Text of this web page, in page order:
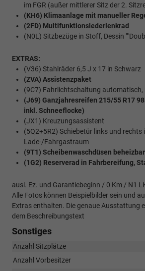
im FGR (außer mittlerer Sitz der 2.
(KH6) Klimaanlage mit manueller
(2FD) Multifunktionslederlenkrad
(N0L) Sitzbezüge in Stoff, Dessin
EXTRAS:
(V36) Stahlräder 6,5 J x 17 in Schwarz
(ZVA) Assistenzpaket
(9C7) Fahrlichtschaltung
(J69) Ganzjahresreifen 215/55 R17
inkl. Schneeflocke)
(JX1) Kreuzungsassistent
(5Q2+5R2) Schiebetür links und rechts
Lade-/Fahrgastraum
(9T1) Scheibenwaschdüsen beheizbar
(1G2) Reserverad in Fahrbereifung,
ausl. Ez. und Garantiebeginn / 0 Km / N1
Alle Fotos können Beispielbilder sein und
Extras enthalten. Die genaue Ausstattung
dem Beschreibungstext
Sonstiges
Anzahl Sitzplätze
Anzahl Vorbesitzer